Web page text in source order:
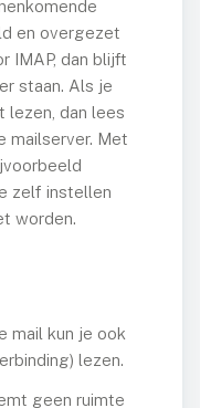
en overgezet
IMAP, dan blijft
staan. Als je
lezen, dan lees
mailserver. Met
zelf instellen
worden.
mail kun je ook
lezen.
geen ruimte